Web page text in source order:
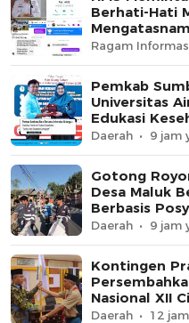
Berhati-Hati
Ragam
Pemkab
Universitas
Edukasi
Kehidupan
Daerah 9 jam
Gotong
Desa Maluk
Berbasis
Daerah 9 jam
Kontingen
Nasional XII
Daerah 12